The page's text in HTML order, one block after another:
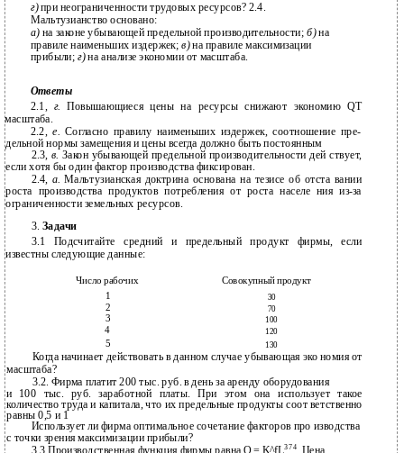
г)при неограниченности трудовых ресурсов? 2.4.
Мальтузианство основано:
а) на законе убывающей предельной производительности;б)на
правиле наименьших издержек;в)на правиле максимизации
прибыли;г)на анализе экономии от масштаба.
Ответы
2.1, г.Повышающиеся цены на ресурсы снижают экономию QT
масштаба.
2.2,е.Согласно правилу наименьших издержек, соотношение пре­
дельной нормы замещения и цены всегда должно быть постоянным
2.3, в. Закон убывающей предельной производительности дей­ ствует,
если хотя бы один фактор производства фиксирован.
2.4, а.Мальтузианская доктрина основана на тезисе об отста­ вании
роста производства продуктов потребления от роста населе­ ния из-за
ограниченности земельных ресурсов.
3. Задачи
3.1 Подсчитайте средний и предельный продукт фирмы, если
известны следующие данные:
Число рабочих
Совокупный продукт
1
30
2 70
3 100
4 120
5 130
Когда начинает действовать в данном случае убывающая эко­ номия от
масштаба?
3.2. Фирма платит 200 тыс. руб. в день за аренду оборудования
и
100 тыс. руб. заработной платы. При этом она использует такое
количество труда и капитала, что их предельные продукты соот­ ветственно
равны 0,5 и 1
Использует ли фирма оптимальное сочетание факторов про­ изводства
с точки зрения максимизации прибыли?
374